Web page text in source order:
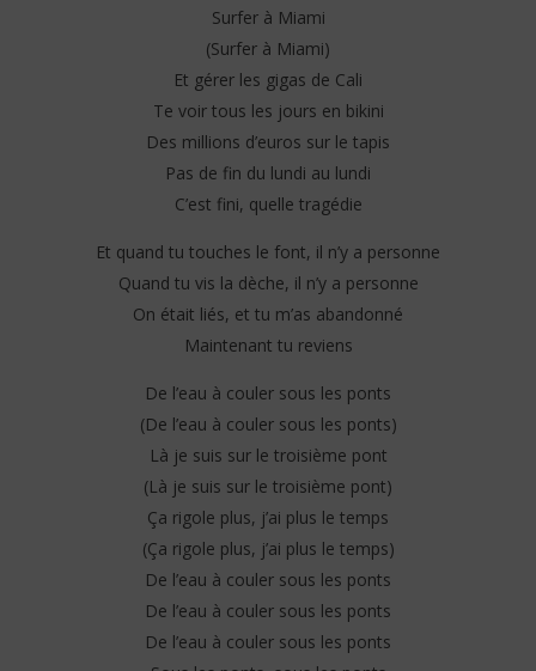
Surfer à Miami
(Surfer à Miami)
Et gérer les gigas de Cali
Te voir tous les jours en bikini
Des millions d’euros sur le tapis
Pas de fin du lundi au lundi
C’est fini, quelle tragédie
Et quand tu touches le font, il n’y a personne
Quand tu vis la dèche, il n’y a personne
On était liés, et tu m’as abandonné
Maintenant tu reviens
De l’eau à couler sous les ponts
(De l’eau à couler sous les ponts)
Là je suis sur le troisième pont
(Là je suis sur le troisième pont)
Ça rigole plus, j’ai plus le temps
(Ça rigole plus, j’ai plus le temps)
De l’eau à couler sous les ponts
De l’eau à couler sous les ponts
De l’eau à couler sous les ponts